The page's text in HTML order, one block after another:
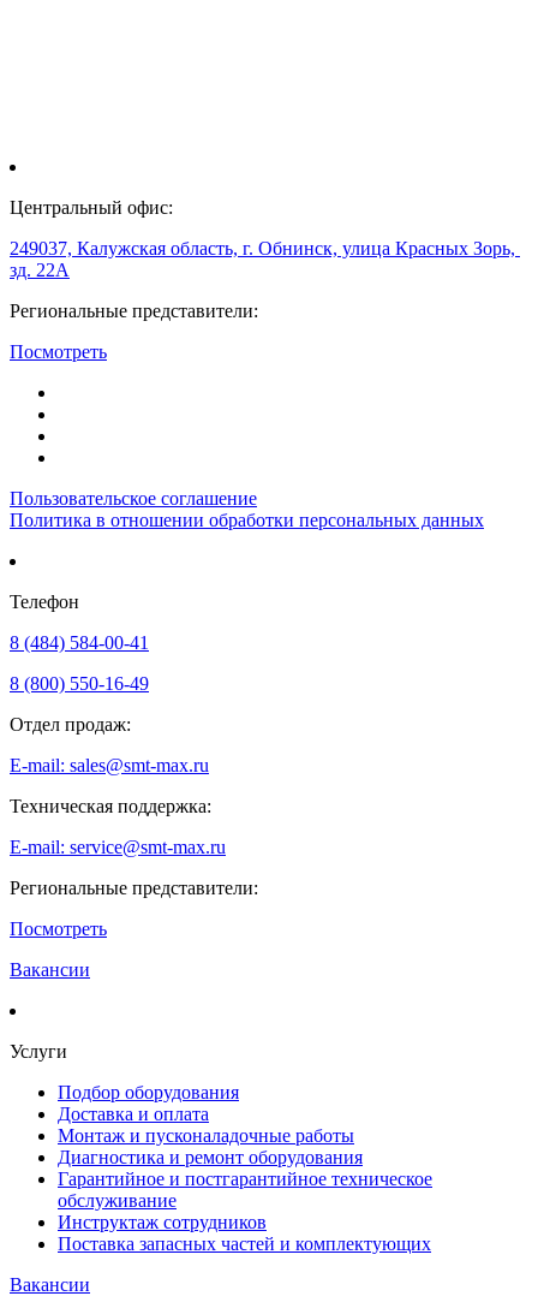
Центральный офис:
249037, Калужская область, г. Обнинск, улица Красных Зорь,
зд. 22А
Региональные представители:
Посмотреть
Пользовательское соглашение
Политика в отношении обработки персональных данных
Телефон
8 (484) 584-00-41
8 (800) 550-16-49
Отдел продаж:
E-mail: sales@smt-max.ru
Техническая поддержка:
E-mail: service@smt-max.ru
Региональные представители:
Посмотреть
Вакансии
Услуги
Подбор оборудования
Доставка и оплата
Монтаж и пусконаладочные работы
Диагностика и ремонт оборудования
Гарантийное и постгарантийное техническое
обслуживание
Инструктаж сотрудников
Поставка запасных частей и комплектующих
Вакансии